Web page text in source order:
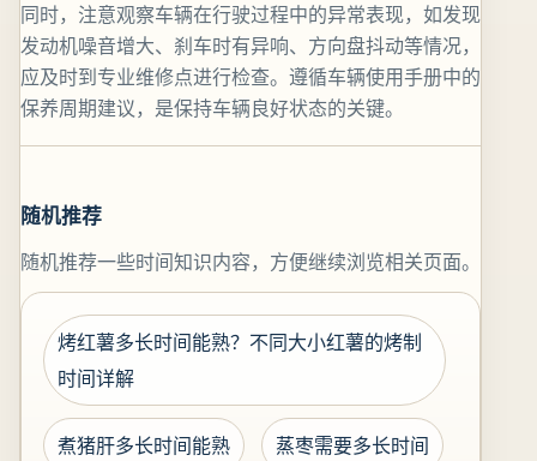
同时，注意观察车辆在行驶过程中的异常表现，如发现
发动机噪音增大、刹车时有异响、方向盘抖动等情况，
应及时到专业维修点进行检查。遵循车辆使用手册中的
保养周期建议，是保持车辆良好状态的关键。
随机推荐
随机推荐一些时间知识内容，方便继续浏览相关页面。
烤红薯多长时间能熟？不同大小红薯的烤制
时间详解
煮猪肝多长时间能熟 蒸枣需要多长时间